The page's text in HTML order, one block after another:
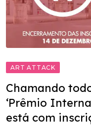
ART ATTACK
Chamando
‘Prêmio
está com